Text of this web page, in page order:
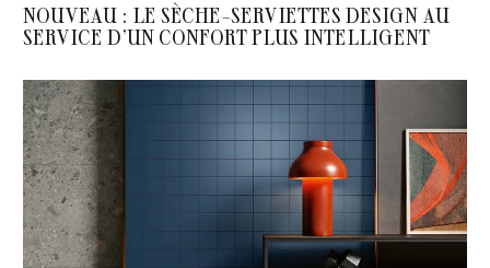
NOUVEAU : LE SÈCHE-SERVIETTES DESIGN AU
SERVICE D’UN CONFORT PLUS INTELLIGENT